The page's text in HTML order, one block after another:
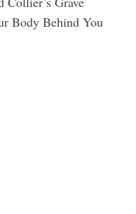
Body Behind You